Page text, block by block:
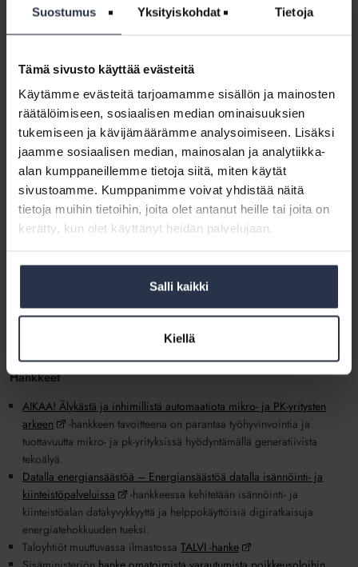
Suostumus Yksityiskohdat Tietoja
Tämä sivusto käyttää evästeitä
Käytämme evästeitä tarjoamamme sisällön ja mainosten
räätälöimiseen, sosiaalisen median ominaisuuksien
tukemiseen ja kävijämäärämme analysoimiseen. Lisäksi
jaamme sosiaalisen median, mainosalan ja analytiikka-
alan kumppaneillemme tietoja siitä, miten käytät
sivustoamme. Kumppanimme voivat yhdistää näitä
tietoja muihin tietoihin, joita olet antanut heille tai joita on
kerätty, kun olet käyttänyt heidän palvelujaan.
Salli kaikki
Kiellä
rakennuksissa osattaisiin hyödyntää paremmin nykyisten järjestelmien
kiinteistöjen omistajille sekä niiden käytöstä ja ylläpidosta vastaaville
tahoille.
Kiinteistömessujen
kehitys- ja ohjelmatyöryhmät:Isännöintiliitto on
Kiinteistömessujen toimeksiantaja yhdessä Kiinteistöliiton kanssa ja
kehittää tapahtumaa sisältöineen yhteistyöryhmissä.
Rakennustietosäätiön päätoimikunta
ohjaa Rakennustiedon
tiedontuotantoa sisällöllisesti.
Rakennustietosäätiön KiinteistöRYL valvova toimikunta
päivittää
KiinteistöRYL-ohjeistuksia ja lukuja.
Rakennetun ympäristön yhteentoimivuusverkostossa
keskustellaan
ajankohtaisista yhteentoimivuuden asioista sekä edistetään toimialan
Vahinkoalan auktorisointiryhmä VAR
Energiateollisuus ry:n kaukolämmön asiakasyhteistyöfoorumi
Hankkeet
AIKAA! Älykästä ja inhimillistä automaatiota mikro- ja PK-yritysten
arkeen
-hankkeen tavoitteena on parantaa työhyvinvointia ja
tuottavuutta mikro- ja pk-yrityksissä hyödyntämällä generatiivista
tekoälyä.
Datalla energiansäästöä – Energiansäästöä datalla isännöinti- ja
kiinteistöpalveluissa
-hankkeessa kehitetään isännöinti- ja
kiinteistöalan datakyvykkyyttä ja helppokäyttöisiä digiratkaisuja
energiatehokkuuden tueksi.
Taloyhtiöt muuttuvassa ilmastossaTALVI -hanke